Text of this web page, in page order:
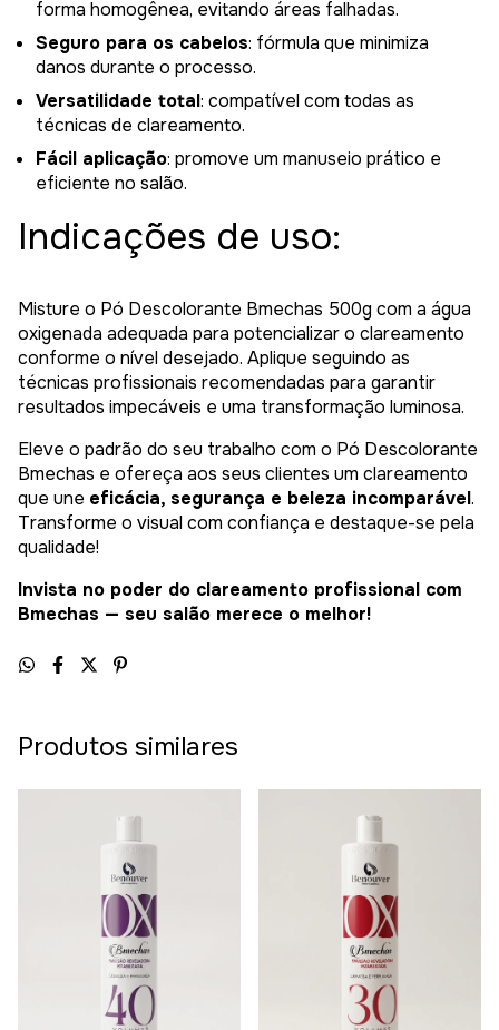
forma homogênea, evitando áreas falhadas.
Seguro para os cabelos: fórmula que minimiza
danos durante o processo.
Versatilidade total: compatível com todas as
técnicas de clareamento.
Fácil aplicação: promove um manuseio prático e
eficiente no salão.
Indicações de uso:
Misture o Pó Descolorante Bmechas 500g com a água
oxigenada adequada para potencializar o clareamento
conforme o nível desejado. Aplique seguindo as
técnicas profissionais recomendadas para garantir
resultados impecáveis e uma transformação luminosa.
Eleve o padrão do seu trabalho com o Pó Descolorante
Bmechas e ofereça aos seus clientes um clareamento
que une eficácia, segurança e beleza incomparável.
Transforme o visual com confiança e destaque-se pela
qualidade!
Invista no poder do clareamento profissional com
Bmechas — seu salão merece o melhor!
Produtos similares